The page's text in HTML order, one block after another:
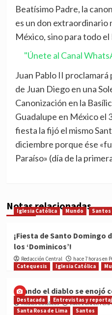
Beatísimo Padre, la
es un don extraordinario
México, sino para todo
"Únete al Canal
Juan Pablo II
de Juan Diego en una
Canonización en la
Guadalupe en México el
fiesta la fijó el mismo
diciembre porque ése
Paraíso» (día de la
Notas relacionadas
Iglesia Católica Mundo Santos
¡Fiesta de Santo Domingo
los ‘Dominicos’!
Redacción Central
hace 7 horas en
Catequesis
Iglesia Católica
Cuando el diablo se enojó
Medios Católicos hace 1 día en Perú
Destacada Entrevistas y
Santa Rosa de Lima
Santos